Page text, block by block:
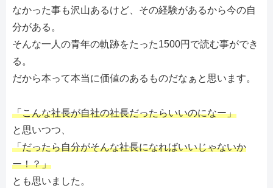
なかった事も沢山あるけど、その経験があるから今の自
分がある。
そんな一人の青年の軌跡をたった1500円で読む事ができ
る。
だから本って本当に価値のあるものだなぁと思います。
「こんな社長が自社の社長だったらいいのになー」
と思いつつ、
「だったら自分がそんな社長になればいいじゃないか
ー！？」
とも思いました。